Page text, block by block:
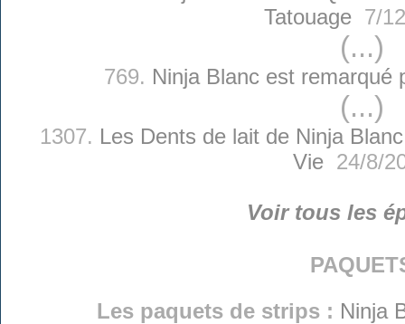
Tatouage 7/
(...)
769. Ninja Blanc est remarqué
(...)
1307. Les Dents de lait de Ninja
Vie24/8/
Voir tous les
Les paquets de strips : Ninja